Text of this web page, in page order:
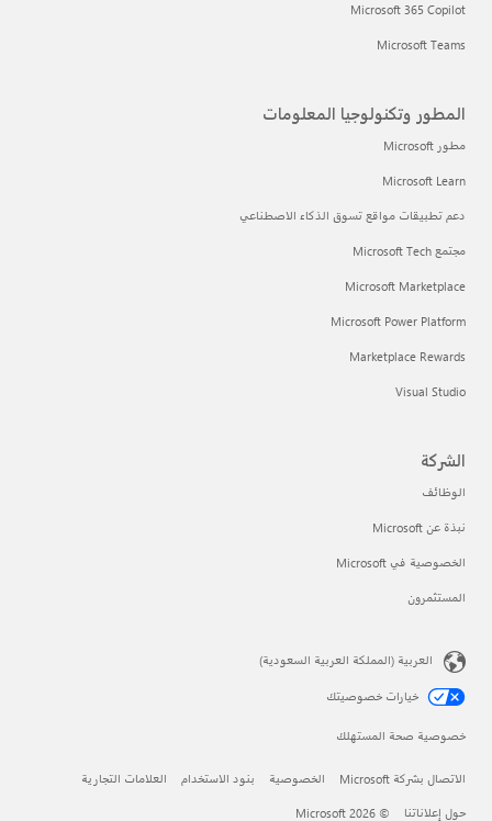
Microsoft 365 Copilot
Microsoft Teams
المطور وتكنولوجيا المعلومات
مطور Microsoft
Microsoft Learn
دعم تطبيقات مواقع تسوق الذكاء الاصطناعي
مجتمع Microsoft Tech
Microsoft Marketplace
Microsoft Power Platform
Marketplace Rewards
Visual Studio
الشركة
الوظائف
نبذة عن Microsoft
الخصوصية في Microsoft
المستثمرون
العربية (المملكة العربية السعودية)
خيارات خصوصيتك
خصوصية صحة المستهلك
الاتصال بشركة Microsoft الخصوصية بنود الاستخدام العلامات التجارية
حول إعلاناتنا © Microsoft 2026